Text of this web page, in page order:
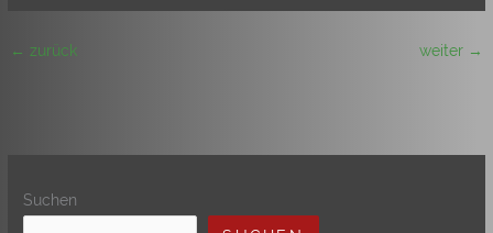
← zurück weiter →
Suchen